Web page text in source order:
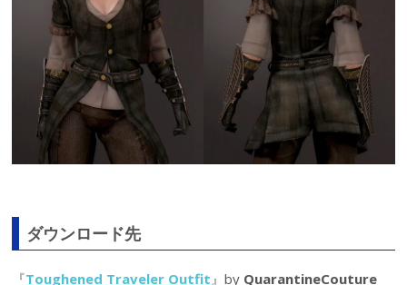
ダウンロード先
『Toughened Traveler Outfit 』by QuarantineCouture